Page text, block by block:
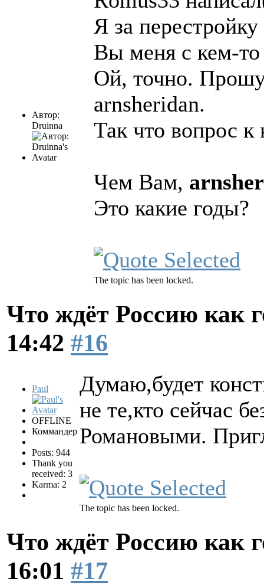
Автор:
Druinna
Я за
Вы меня с кем-то
Ой, точно.
arnsheridan.
Так что вопрос к
Чем Вам,
Это какие годы?
The topic has been locked.
Что ждёт Россию как
14:42 #16
Paul
OFFLINE
Коммандер
Posts: 944
Thank you
received: 3
Karma: 2
Думаю,будет
не те,кто сейчас
Романовыми.
The topic has been locked.
Что ждёт Россию как
16:01 #17